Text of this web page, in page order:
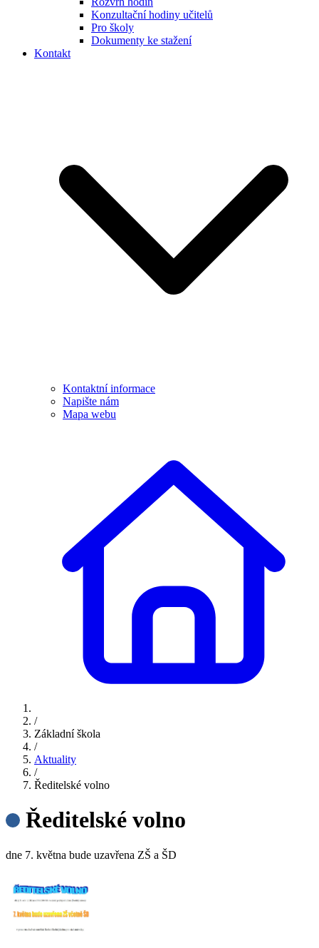
Konzultační hodiny učitelů
Pro školy
Dokumenty ke stažení
Kontakt
Kontaktní informace
Napište nám
Mapa webu
/
Základní škola
/
Aktuality
/
Ředitelské volno
Ředitelské volno
dne 7. května bude uzavřena ZŠ a ŠD